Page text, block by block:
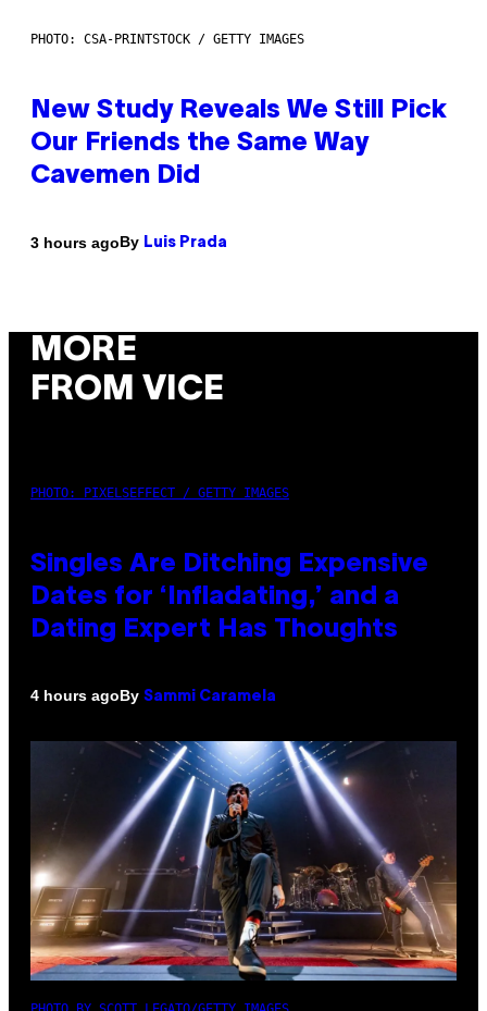
PHOTO: CSA-PRINTSTOCK / GETTY IMAGES
New Study Reveals We Still Pick
Our Friends the Same Way
Cavemen Did
3 hours agoBy Luis Prada
MORE
FROM VICE
PHOTO: PIXELSEFFECT / GETTY IMAGES
Singles Are Ditching Expensive
Dates for ‘Infladating,’ and a
Dating Expert Has Thoughts
4 hours agoBy Sammi Caramela